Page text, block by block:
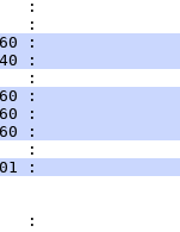
:
:
:
:
:
:
:
:
:
:
: